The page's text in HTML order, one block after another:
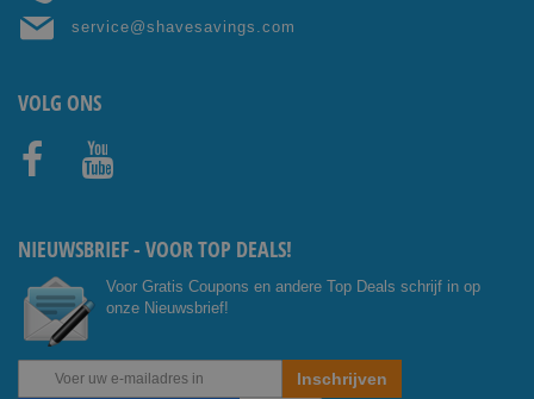
service@shavesavings.com
VOLG ONS
NIEUWSBRIEF - VOOR TOP DEALS!
Voor Gratis Coupons en andere Top Deals schrijf in op
onze Nieuwsbrief!
Abonneer
Inschrijven